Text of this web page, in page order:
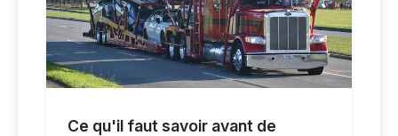
Ce qu'il faut savoir avant de